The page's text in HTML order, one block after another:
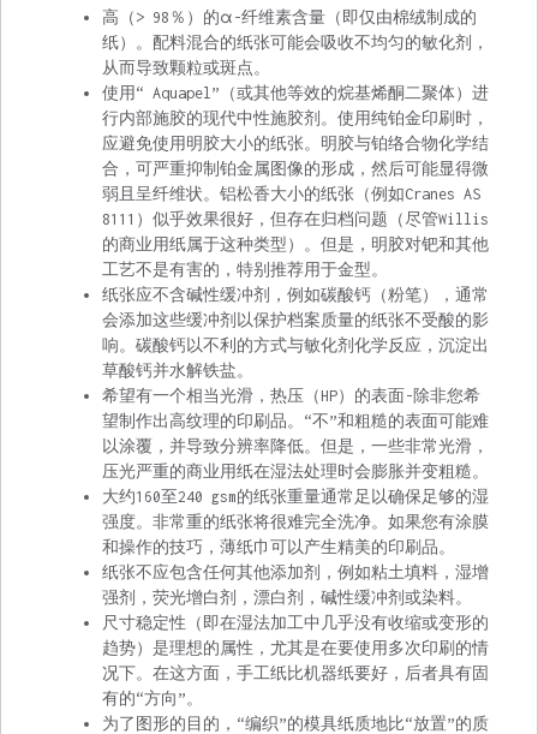
高（> 98％）的α-纤维素含量（即仅由棉绒制成的
纸）。配料混合的纸张可能会吸收不均匀的敏化剂，
从而导致颗粒或斑点。
使用“ Aquapel”（或其他等效的烷基烯酮二聚体）进
行内部施胶的现代中性施胶剂。使用纯铂金印刷时，
应避免使用明胶大小的纸张。明胶与铂络合物化学结
合，可严重抑制铂金属图像的形成，然后可能显得微
弱且呈纤维状。铝松香大小的纸张（例如Cranes AS
8111）似乎效果很好，但存在归档问题（尽管Willis
的商业用纸属于这种类型）。但是，明胶对钯和其他
工艺不是有害的，特别推荐用于金型。
纸张应不含碱性缓冲剂，例如碳酸钙（粉笔），通常
会添加这些缓冲剂以保护档案质量的纸张不受酸的影
响。碳酸钙以不利的方式与敏化剂化学反应，沉淀出
草酸钙并水解铁盐。
希望有一个相当光滑，热压（HP）的表面-除非您希
望制作出高纹理的印刷品。“不”和粗糙的表面可能难
以涂覆，并导致分辨率降低。但是，一些非常光滑，
压光严重的商业用纸在湿法处理时会膨胀并变粗糙。
大约160至240 gsm的纸张重量通常足以确保足够的湿
强度。非常重的纸张将很难完全洗净。如果您有涂膜
和操作的技巧，薄纸巾可以产生精美的印刷品。
纸张不应包含任何其他添加剂，例如粘土填料，湿增
强剂，荧光增白剂，漂白剂，碱性缓冲剂或染料。
尺寸稳定性（即在湿法加工中几乎没有收缩或变形的
趋势）是理想的属性，尤其是在要使用多次印刷的情
况下。在这方面，手工纸比机器纸要好，后者具有固
有的“方向”。
为了图形的目的，“编织”的模具纸质地比“放置”的质